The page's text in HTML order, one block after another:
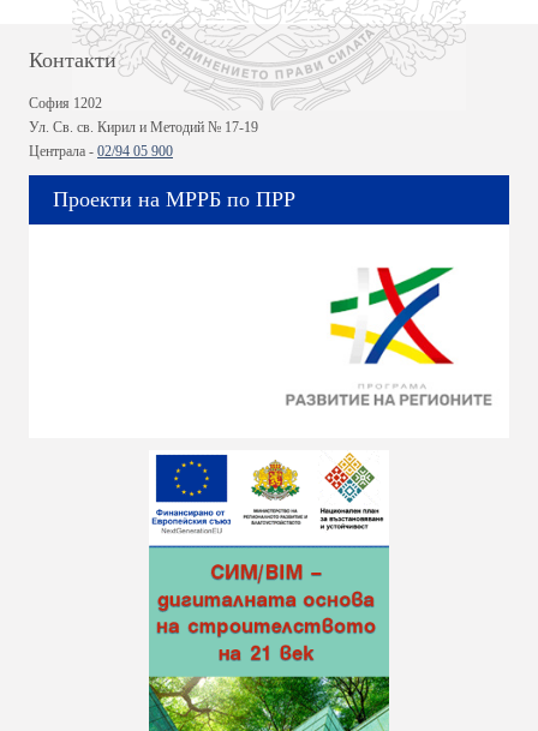
Контакти
София 1202
Ул. Св. св. Кирил и Методий № 17-19
Централа - 02/94 05 900
Проекти на МРРБ по ПРР